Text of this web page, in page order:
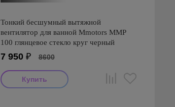
Тонкий бесшумный вытяжной
вентилятор для ванной Mmotors ММР
100 глянцевое стекло круг черный
7 950₽ 8600